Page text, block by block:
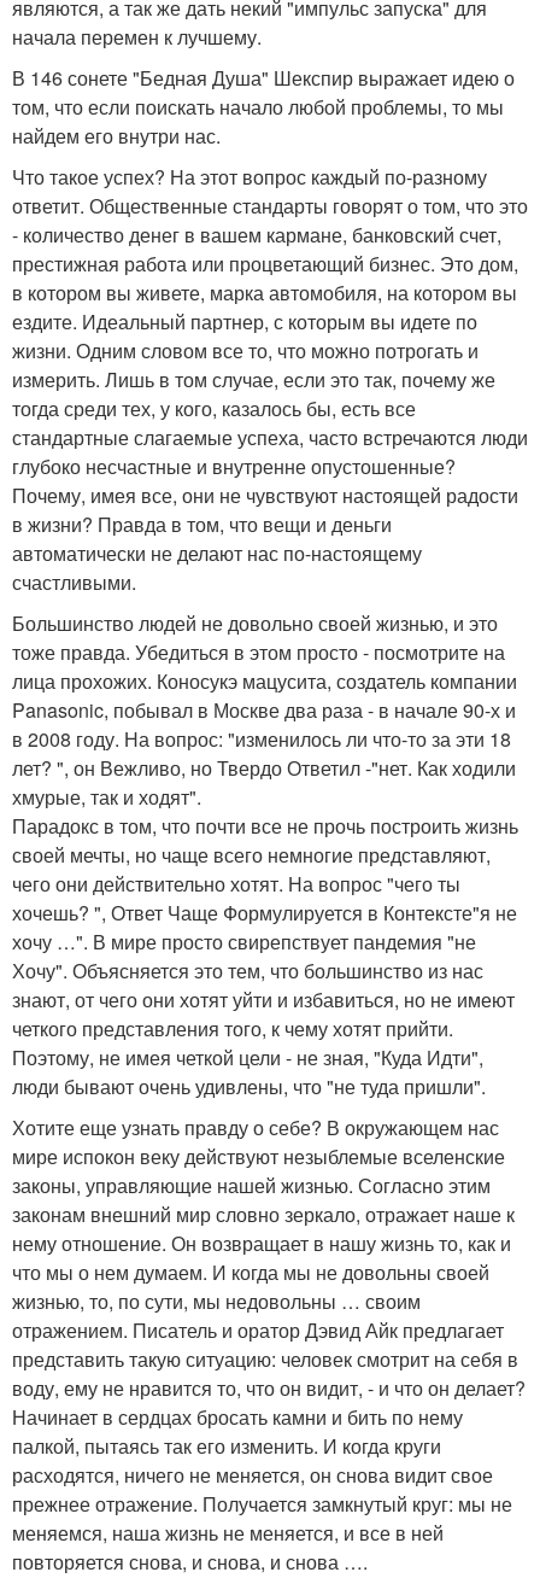
являются, а так же дать некий "импульс запуска" для
начала перемен к лучшему.
В 146 сонете "Бедная Душа" Шекспир выражает идею о
том, что если поискать начало любой проблемы, то мы
найдем его внутри нас.
Что такое успех? На этот вопрос каждый по-разному
ответит. Общественные стандарты говорят о том, что это
- количество денег в вашем кармане, банковский счет,
престижная работа или процветающий бизнес. Это дом,
в котором вы живете, марка автомобиля, на котором вы
ездите. Идеальный партнер, с которым вы идете по
жизни. Одним словом все то, что можно потрогать и
измерить. Лишь в том случае, если это так, почему же
тогда среди тех, у кого, казалось бы, есть все
стандартные слагаемые успеха, часто встречаются люди
глубоко несчастные и внутренне опустошенные?
Почему, имея все, они не чувствуют настоящей радости
в жизни? Правда в том, что вещи и деньги
автоматически не делают нас по-настоящему
счастливыми.
Большинство людей не довольно своей жизнью, и это
тоже правда. Убедиться в этом просто - посмотрите на
лица прохожих. Коносукэ мацусита, создатель компании
Panasonic, побывал в Москве два раза - в начале 90-х и
в 2008 году. На вопрос: "изменилось ли что-то за эти 18
лет? ", он Вежливо, но Твердо Ответил -"нет. Как ходили
хмурые, так и ходят".
Парадокс в том, что почти все не прочь построить жизнь
своей мечты, но чаще всего немногие представляют,
чего они действительно хотят. На вопрос "чего ты
хочешь? ", Ответ Чаще Формулируется в Контексте"я не
хочу …". В мире просто свирепствует пандемия "не
Хочу". Объясняется это тем, что большинство из нас
знают, от чего они хотят уйти и избавиться, но не имеют
четкого представления того, к чему хотят прийти.
Поэтому, не имея четкой цели - не зная, "Куда Идти",
люди бывают очень удивлены, что "не туда пришли".
Хотите еще узнать правду о себе? В окружающем нас
мире испокон веку действуют незыблемые вселенские
законы, управляющие нашей жизнью. Согласно этим
законам внешний мир словно зеркало, отражает наше к
нему отношение. Он возвращает в нашу жизнь то, как и
что мы о нем думаем. И когда мы не довольны своей
жизнью, то, по сути, мы недовольны … своим
отражением. Писатель и оратор Дэвид Айк предлагает
представить такую ситуацию: человек смотрит на себя в
воду, ему не нравится то, что он видит, - и что он делает?
Начинает в сердцах бросать камни и бить по нему
палкой, пытаясь так его изменить. И когда круги
расходятся, ничего не меняется, он снова видит свое
прежнее отражение. Получается замкнутый круг: мы не
меняемся, наша жизнь не меняется, и все в ней
повторяется снова, и снова, и снова ….